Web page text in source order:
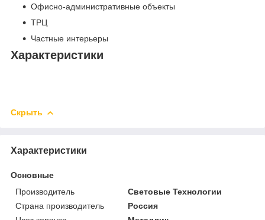
Офисно-административные объекты
ТРЦ
Частные интерьеры
Характеристики
Скрыть
Характеристики
Основные
Производитель
Световые Технологии
Страна производитель
Россия